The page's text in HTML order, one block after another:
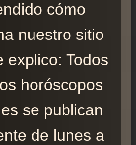
cómo
nuestro sitio
explico: Todos
horóscopos
se publican
de lunes a